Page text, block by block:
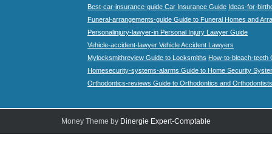
Best-car-insurance-guide Car Insurance Guide Ideas-for-
Funeral-arrangements-guide Guide to Funeral Homes and
Personalinjury-lawyer-in Personal Injury Lawyer Guide
Vehicle-accident-lawyer Vehicle Accident Lawyers
Mylocksmithreview Guide to Locksmiths How-to-bleach-teeth
Homesecurity-systems-alarms Guide to Home Security
Orthodontics-reviews Guide to Orthodontics and Orthodontists
Money Theme by Dinergie Expert-Comptable